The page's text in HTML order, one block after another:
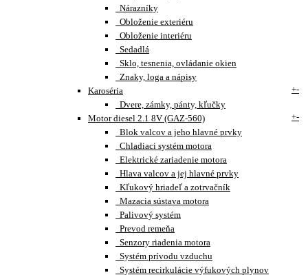
Nárazníky
Obloženie exteriéru
Obloženie interiéru
Sedadlá
Sklo, tesnenia, ovládanie okien
Znaky, loga a nápisy
Karoséria
+-
Dvere, zámky, pánty, kľučky
Motor diesel 2.1 8V (GAZ-560)
+-
Blok valcov a jeho hlavné prvky
Chladiaci systém motora
Elektrické zariadenie motora
Hlava valcov a jej hlavné prvky
Kľukový hriadeľ a zotrvačník
Mazacia sústava motora
Palivový systém
Prevod remeňa
Senzory riadenia motora
Systém prívodu vzduchu
Systém recirkulácie výfukových plynov